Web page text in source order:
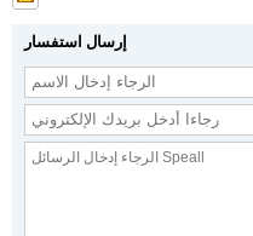
إرسال استفسار